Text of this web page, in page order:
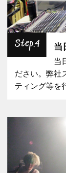
Step.4 当
当
ださい。弊社
ティング等を